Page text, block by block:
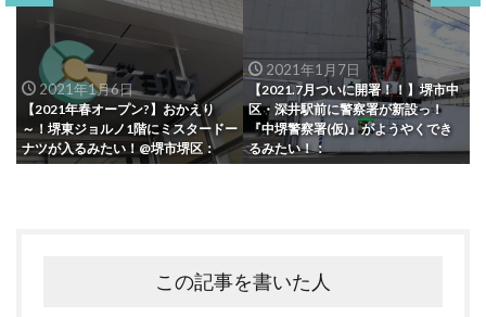
2021年1月6日
【2021年春オープン?】おかえり
～！堺東ジョルノ1階にミスタードー
ナツが入るみたい！@堺市堺区：
2021年1月7日
【2021.7月ついに開署！！】堺市中
区・深井駅前に警察署が新設っ！
『中堺警察署(仮)』がようやくでき
るみたい！：
この記事を書いた人